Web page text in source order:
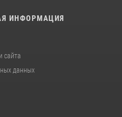
ИНФОРМАЦИЯ
сайта
данных